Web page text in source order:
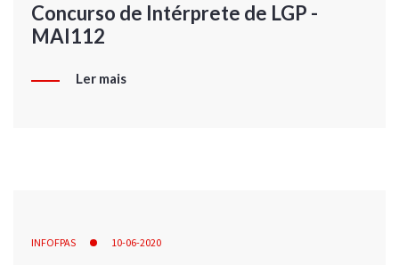
Concurso de Intérprete de LGP -
MAI112
Ler mais
INFOFPAS 10-06-2020